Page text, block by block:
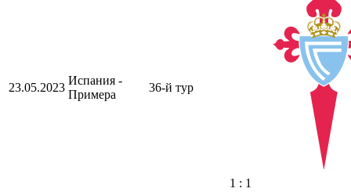
23.05.2023
Испания -
Примера
36-й тур
1 : 1